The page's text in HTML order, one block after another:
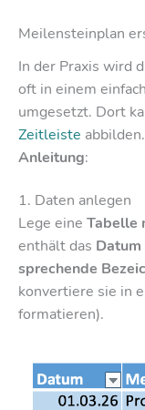
Meilensteinplan
In der Praxis wird
oft in einem
umgesetzt. Dort
Zeitleiste
Anleitung:
1. Daten anlegen
Lege eine Tabelle
enthält das
sprechende
konvertiere sie in
formatieren).